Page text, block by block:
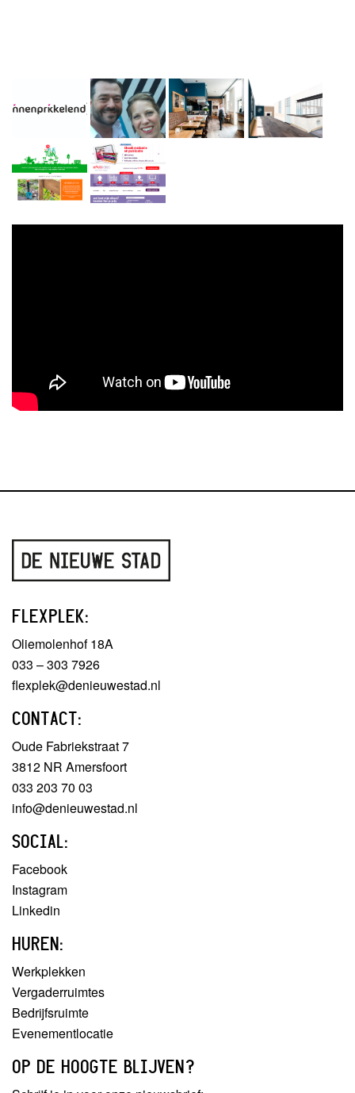
FLEXPLEK:
Oliemolenhof 18A
033 – 303 7926
flexplek@denieuwestad.nl
CONTACT:
Oude Fabriekstraat 7
3812 NR Amersfoort
033 203 70 03
info@denieuwestad.nl
SOCIAL:
Facebook
Instagram
Linkedin
HUREN:
Werkplekken
Vergaderruimtes
Bedrijfsruimte
Evenementlocatie
OP DE HOOGTE BLIJVEN?